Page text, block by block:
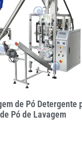
de Pó Detergente
Pó de Lavagem